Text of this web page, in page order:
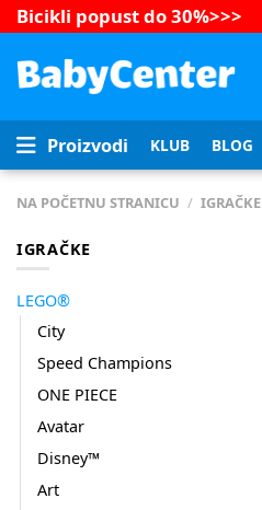
Bicikli popust do 30%>>>
Proizvodi KLUB BLOG
NA POČETNU STRANICU / IGRAČKE
IGRAČKE
LEGO®
City
Speed Champions
ONE PIECE
Avatar
Disney™
Art